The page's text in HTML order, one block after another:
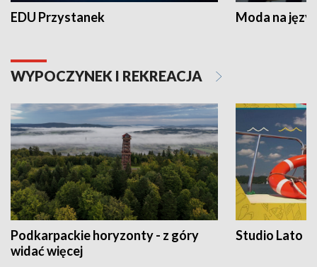
EDU Przystanek Moda na
WYPOCZYNEK I REKREACJA
Podkarpackie horyzonty - z góry
widać więcej
Studio Lato